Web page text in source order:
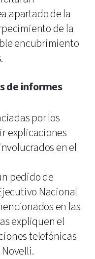
apartado de la
de la
encubrimiento
de informes
por los
explicaciones
en el
pedido de
Nacional
en las
expliquen el
telefónicas